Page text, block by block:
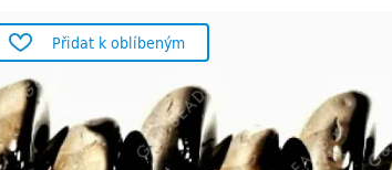
Přidat k oblíbeným